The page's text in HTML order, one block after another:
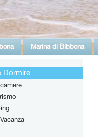
Marina di Bibbona
Dormire